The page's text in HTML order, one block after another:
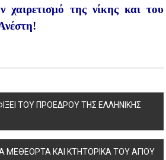
χαιρετισμό της νίκης και του
ΤΟΥ ΠΡΟΕΔΡΟΥ ΤΗΣ ΕΛΛΗΝΙΚΗΣ
ΜΕΘΕΟΡΤΑ ΚΑΙ ΚΤΗΤΟΡΙΚΑ ΤΟΥ ΑΓΙΟΥ